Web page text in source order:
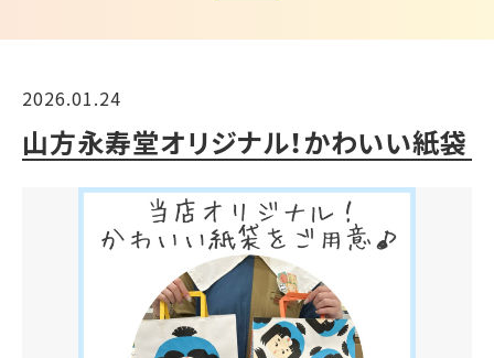
2026.01.24
山方永寿堂オリジナル！かわいい紙袋